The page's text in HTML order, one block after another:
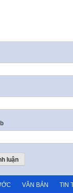
VĂN BẢN TIN